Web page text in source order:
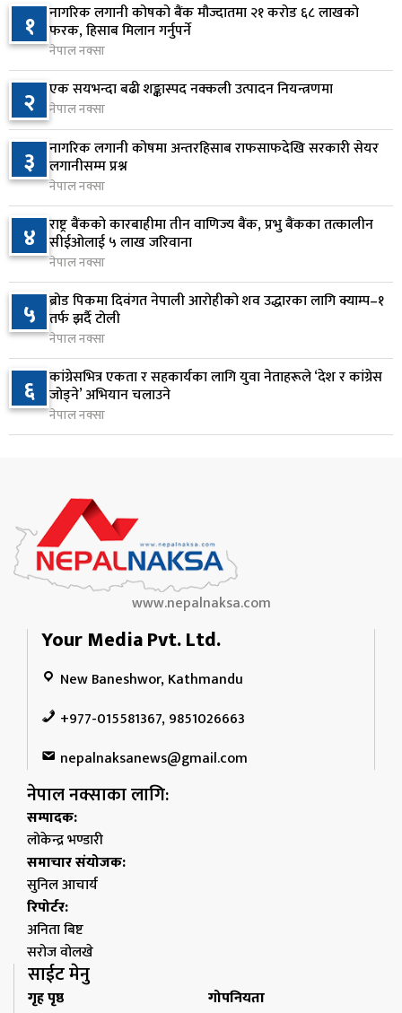
६
प्रतिनिधिसभा बैठक बस्दै , पाँच विधेयक र प्रतिवेदन
प्रस्तुत हुने
१७ घण्टा अघि
७
आज बस्ने भनिएको राष्ट्रिय सभाको बैठक बुधबारका लागि
सर्‍यो
१७ घण्टा अघि
८
वीरगञ्जमा ट्यांकरको सिल खोलेर तेल निकाल्ने सात जना
रंगेहात पक्राउ
१७ घण्टा अघि
९
जन्मसिद्ध नागरिकता कडा बनाउने ट्रम्पको नयाँ प्रयास, दुई
कार्यकारी आदेश जारी
१७ घण्टा अघि
१० राप्रपाको निर्णय: बागमती प्रदेश सरकारमा सहभागी नहुने
१७ घण्टा अघि
१ नागरिक लगानी कोषको बैंक मौज्दातमा २१ करोड ६८ लाखको
फरक, हिसाब मिलान गर्नुपर्ने
नेपाल नक्सा
२ एक सयभन्दा बढी शङ्कास्पद नक्कली उत्पादन नियन्त्रणमा
नेपाल नक्सा
३ नागरिक लगानी कोषमा अन्तरहिसाब राफसाफदेखि सरकारी सेयर
लगानीसम्म प्रश्न
नेपाल नक्सा
४ राष्ट्र बैंकको कारबाहीमा तीन वाणिज्य बैंक, प्रभु बैंकका तत्कालीन
सीईओलाई ५ लाख जरिवाना
नेपाल नक्सा
५ ब्रोड पिकमा दिवंगत नेपाली आरोहीको शव उद्धारका लागि क्याम्प–१
तर्फ झर्दै टोली
नेपाल नक्सा
६ कांग्रेसभित्र एकता र सहकार्यका लागि युवा नेताहरूले ‘देश र कांग्रेस
जोड्ने’ अभियान चलाउने
नेपाल नक्सा
www.nepalnaksa.com
Your Media Pvt. Ltd.
New Baneshwor, Kathmandu
+977-015581367, 9851026663
nepalnaksanews@gmail.com
नेपाल नक्साका लागि:
सम्पादक:
लोकेन्द्र भण्डारी
समाचार संयोजक:
सुनिल आचार्य
रिपोर्टर:
अनिता बिष्ट
सरोज वोलखे
साईट मेनु
गृह पृष्ठ
गोपनियता